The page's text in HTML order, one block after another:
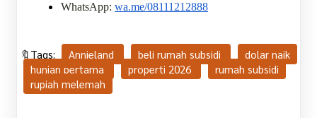
WhatsApp: wa.me/08111212888
🔖Tags: Annieland beli rumah subsidi
dolar naik
hunian pertama
properti 2026
rumah subsidi
rupiah melemah